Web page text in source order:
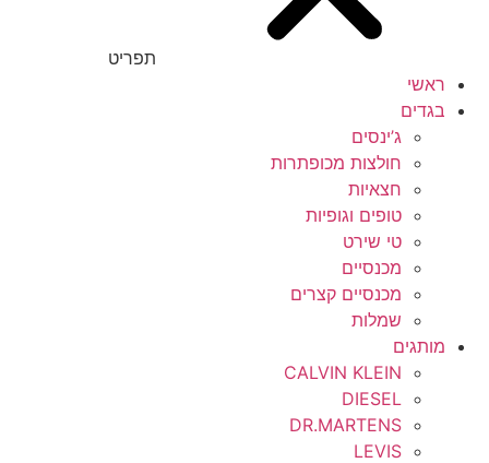
תפריט
ראשי
בגדים
ג’ינסים
חולצות מכופתרות
חצאיות
טופים וגופיות
טי שירט
מכנסיים
מכנסיים קצרים
שמלות
מותגים
CALVIN KLEIN
DIESEL
DR.MARTENS
LEVIS